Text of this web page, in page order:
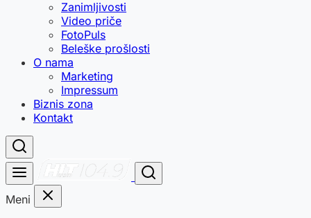
Zanimljivosti
Video priče
FotoPuls
Beleške prošlosti
O nama
Marketing
Impressum
Biznis zona
Kontakt
Meni